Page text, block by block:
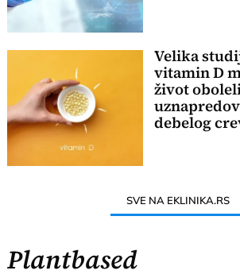
Velika
vitamin D
život
debelog
SVE NA EKLINIKA.RS
Plantbased